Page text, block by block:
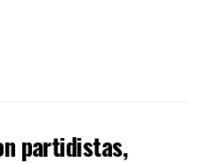
partidistas,